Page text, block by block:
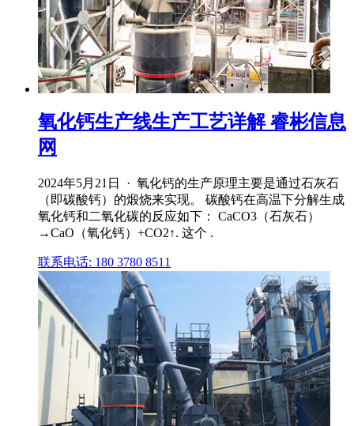
氧化钙生产线生产工艺详解 睿彬信息
网
2024年5月21日 · 氧化钙的生产原理主要是通过石灰石
（即碳酸钙）的煅烧来实现。 碳酸钙在高温下分解生成
氧化钙和二氧化碳的反应如下： CaCO3（石灰石）
→CaO（氧化钙）+CO2↑. 这个 .
联系电话: 180 3780 8511